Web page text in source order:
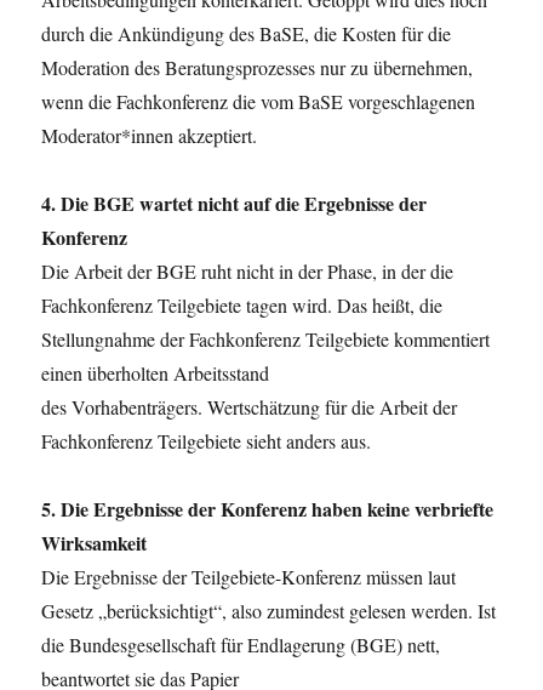
durch die Ankündigung des BaSE, die Kosten für die
Moderation des Beratungsprozesses nur zu übernehmen,
wenn die Fachkonferenz die vom BaSE vorgeschlagenen
Moderator*innen akzeptiert.
4. Die BGE wartet nicht auf die Ergebnisse der
Konferenz
Die Arbeit der BGE ruht nicht in der Phase, in der die
Fachkonferenz Teilgebiete tagen wird. Das heißt, die
Stellungnahme der Fachkonferenz Teilgebiete kommentiert
einen überholten Arbeitsstand
des Vorhabenträgers. Wertschätzung für die Arbeit der
Fachkonferenz Teilgebiete sieht anders aus.
5. Die Ergebnisse der Konferenz haben keine verbriefte
Wirksamkeit
Die Ergebnisse der Teilgebiete-Konferenz müssen laut
Gesetz „berücksichtigt“, also zumindest gelesen werden. Ist
die Bundesgesellschaft für Endlagerung (BGE) nett,
beantwortet sie das Papier